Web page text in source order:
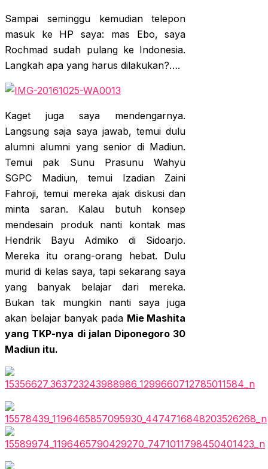
Sampai seminggu kemudian telepon
masuk ke HP saya: mas Ebo, saya
Rochmad sudah pulang ke Indonesia.
Langkah apa yang harus dilakukan?….
Kaget juga saya mendengarnya.
Langsung saja saya jawab, temui dulu
alumni alumni yang senior di Madiun.
Temui pak Sunu Prasunu Wahyu
SGPC Madiun, temui Izadian Zaini
Fahroji, temui mereka ajak diskusi dan
minta saran. Kalau butuh konsep
mendesain produk nanti kontak mas
Hendrik Bayu Admiko di Sidoarjo.
Mereka itu orang-orang hebat. Dulu
murid di kelas saya, tapi sekarang saya
yang banyak belajar dari mereka.
Bukan tak mungkin nanti saya juga
akan belajar banyak pada Mie Mashita
yang TKP-nya di jalan Diponegoro 30
Madiun itu.